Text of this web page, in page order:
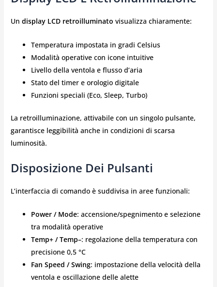
Un display LCD retroilluminato visualizza chiaramente:
Temperatura impostata in gradi Celsius
Modalità operative con icone intuitive
Livello della ventola e flusso d’aria
Stato del timer e orologio digitale
Funzioni speciali (Eco, Sleep, Turbo)
La retroilluminazione, attivabile con un singolo pulsante,
garantisce leggibilità anche in condizioni di scarsa
luminosità.
Disposizione Dei Pulsanti
L’interfaccia di comando è suddivisa in aree funzionali:
Power / Mode: accensione/spegnimento e selezione
tra modalità operative
Temp+ / Temp–: regolazione della temperatura con
precisione 0,5 °C
Fan Speed / Swing: impostazione della velocità della
ventola e oscillazione delle alette